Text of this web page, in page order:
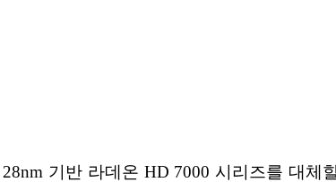
기반 라데온 HD 7000 시리즈를 대체